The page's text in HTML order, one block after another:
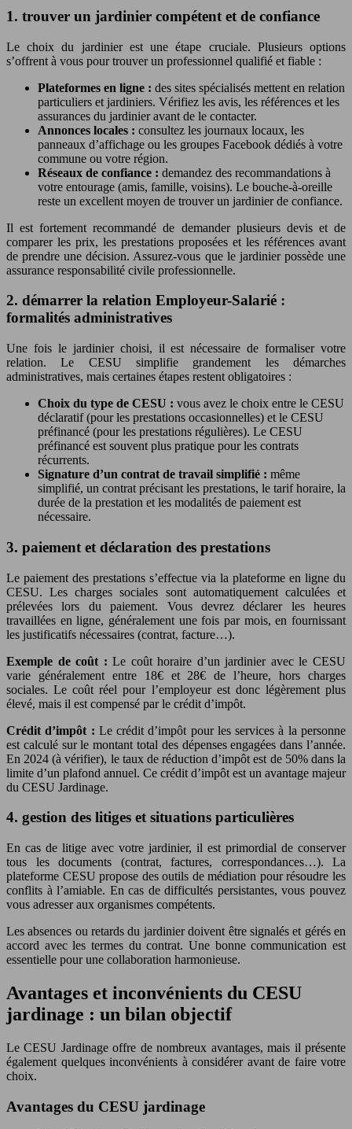
1. trouver un jardinier compétent et de confiance
Le choix du jardinier est une étape cruciale. Plusieurs options
s’offrent à vous pour trouver un professionnel qualifié et fiable :
Plateformes en ligne : des sites spécialisés mettent en relation
particuliers et jardiniers. Vérifiez les avis, les références et les
assurances du jardinier avant de le contacter.
Annonces locales : consultez les journaux locaux, les
panneaux d’affichage ou les groupes Facebook dédiés à votre
commune ou votre région.
Réseaux de confiance : demandez des recommandations à
votre entourage (amis, famille, voisins). Le bouche-à-oreille
reste un excellent moyen de trouver un jardinier de confiance.
Il est fortement recommandé de demander plusieurs devis et de
comparer les prix, les prestations proposées et les références avant
de prendre une décision. Assurez-vous que le jardinier possède une
assurance responsabilité civile professionnelle.
2. démarrer la relation Employeur-Salarié :
formalités administratives
Une fois le jardinier choisi, il est nécessaire de formaliser votre
relation. Le CESU simplifie grandement les démarches
administratives, mais certaines étapes restent obligatoires :
Choix du type de CESU : vous avez le choix entre le CESU
déclaratif (pour les prestations occasionnelles) et le CESU
préfinancé (pour les prestations régulières). Le CESU
préfinancé est souvent plus pratique pour les contrats
récurrents.
Signature d’un contrat de travail simplifié : même
simplifié, un contrat précisant les prestations, le tarif horaire, la
durée de la prestation et les modalités de paiement est
nécessaire.
3. paiement et déclaration des prestations
Le paiement des prestations s’effectue via la plateforme en ligne du
CESU. Les charges sociales sont automatiquement calculées et
prélevées lors du paiement. Vous devrez déclarer les heures
travaillées en ligne, généralement une fois par mois, en fournissant
les justificatifs nécessaires (contrat, facture…).
Exemple de coût :Le coût horaire d’un jardinier avec le CESU
varie généralement entre 18€ et 28€ de l’heure, hors charges
sociales. Le coût réel pour l’employeur est donc légèrement plus
élevé, mais il est compensé par le crédit d’impôt.
Crédit d’impôt : Le crédit d’impôt pour les services à la personne
est calculé sur le montant total des dépenses engagées dans l’année.
En 2024 (à vérifier), le taux de réduction d’impôt est de 50% dans la
limite d’un plafond annuel. Ce crédit d’impôt est un avantage majeur
du CESU Jardinage.
4. gestion des litiges et situations particulières
En cas de litige avec votre jardinier, il est primordial de conserver
tous les documents (contrat, factures, correspondances…). La
plateforme CESU propose des outils de médiation pour résoudre les
conflits à l’amiable. En cas de difficultés persistantes, vous pouvez
vous adresser aux organismes compétents.
Les absences ou retards du jardinier doivent être signalés et gérés en
accord avec les termes du contrat. Une bonne communication est
essentielle pour une collaboration harmonieuse.
Avantages et inconvénients du CESU
jardinage : un bilan objectif
Le CESU Jardinage offre de nombreux avantages, mais il présente
également quelques inconvénients à considérer avant de faire votre
choix.
Avantages du CESU jardinage